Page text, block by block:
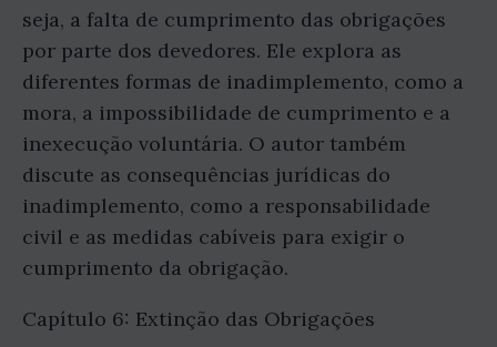
seja, a falta de cumprimento das obrigações
por parte dos devedores. Ele explora as
diferentes formas de inadimplemento, como a
mora, a impossibilidade de cumprimento e a
inexecução voluntária. O autor também
discute as consequências jurídicas do
inadimplemento, como a responsabilidade
civil e as medidas cabíveis para exigir o
cumprimento da obrigação.
Capítulo 6: Extinção das Obrigações